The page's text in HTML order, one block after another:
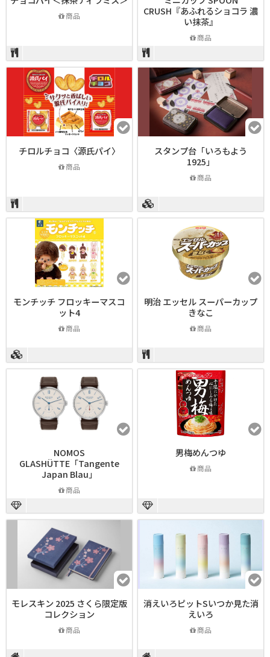
商品
CRUSH『あふれるショコラ 濃
い抹茶』
商品
チロルチョコ〈源氏パイ〉
商品
スタンプ台「いろもよう
1925」
商品
モンチッチ フロッキーマスコ
ット4
商品
明治 エッセル スーパーカップ
きなこ
商品
NOMOS
GLASHÜTTE「Tangente
Japan Blau」
商品
男梅めんつゆ
商品
モレスキン 2025 さくら限定版
コレクション
商品
消えいろピットSいつか見た消
えいろ
商品